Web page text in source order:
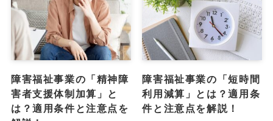
障害福祉事業の「精神障
害者支援体制加算」と
は？適用条件と注意点を
障害福祉事業の「短時間
利用減算」とは？適用条
件と注意点を解説！